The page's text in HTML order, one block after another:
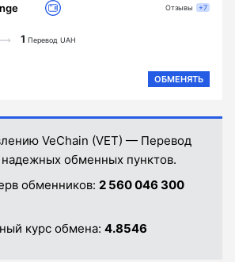
1 Перевод UAH
ОБМЕНЯТЬ
Отзывы +7
VeChain (VET) — Перевод
надежных обменных пунктов.
обменников: 2 560 046 300
курс обмена: 4.8546